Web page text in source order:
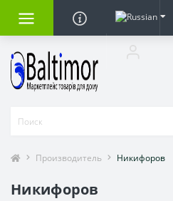
Производитель Никифоров
Никифоров